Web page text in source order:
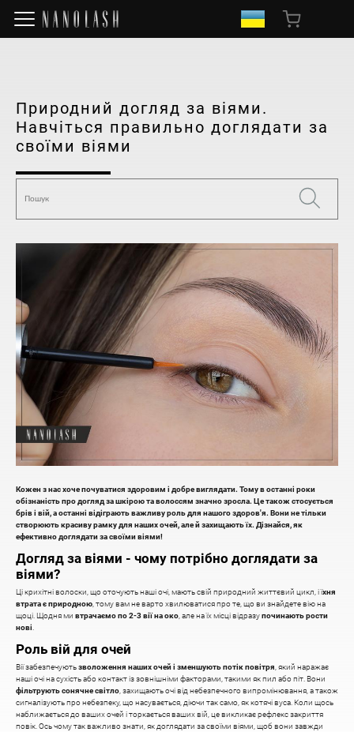
Природний догляд за віями.
Навчіться правильно доглядати за
своїми віями
Кожен з нас хоче почуватися здоровим і добре виглядати. Тому в останні роки
обізнаність про догляд за шкірою та волоссям значно зросла. Це також стосується
брів і вій, а останні відіграють важливу роль для нашого здоров'я. Вони не тільки
створюють красиву рамку для наших очей, але й захищають їх. Дізнайся, як
ефективно доглядати за своїми віями!
Догляд за віями - чому потрібно доглядати за
віями?
Ці крихітні волоски, що оточують наші очі, мають свій природний життєвий цикл, і їхня
втрата є природною , тому вам не варто хвилюватися про те, що ви знайдете вію на
щоці. Щодня ми втрачаємо по 2-3 вії на око , але на їх місці відразупочинають рости
нові
Роль вій для очей
Вії забезпечуютьзволоження наших очей і зменшують потік повітря , який наражає
наші очі на сухість або контакт із зовнішніми факторами, такими як пил або піт. Вони
фільтрують сонячне світло , захищають очі від небезпечного випромінювання, а також
сигналізують про небезпеку, що насувається, діючи так само, як котячі вуса. Коли щось
наближається до ваших очей і торкається ваших вій, це викликає рефлекс закриття
повік. Ось чому так важливо знати, як доглядати за своїми віями, щоб вони завжди